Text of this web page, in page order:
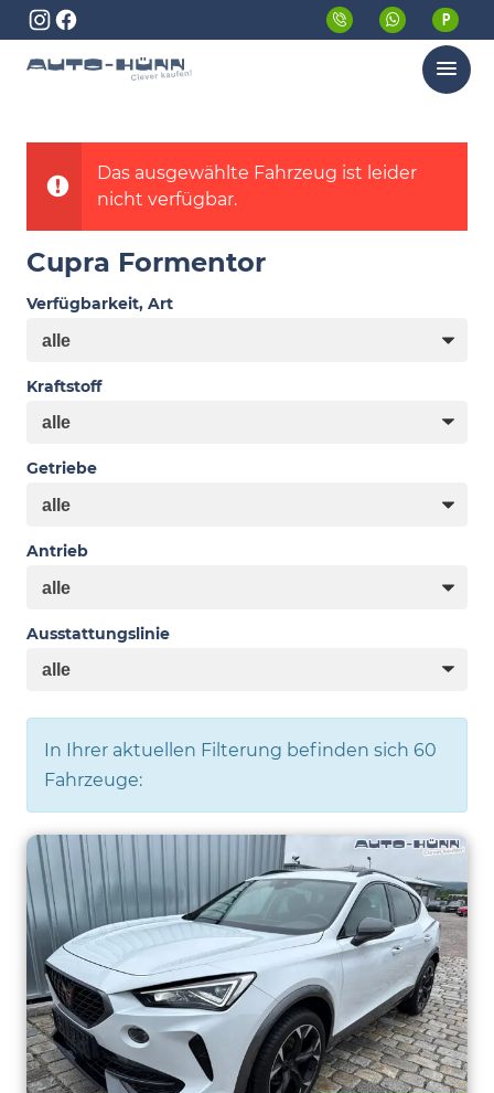
Menü
Das ausgewählte Fahrzeug ist leider
nicht verfügbar.
Cupra Formentor
Verfügbarkeit, Art
Kraftstoff
Getriebe
Antrieb
Ausstattungslinie
In Ihrer aktuellen Filterung befinden sich 60
Fahrzeuge: